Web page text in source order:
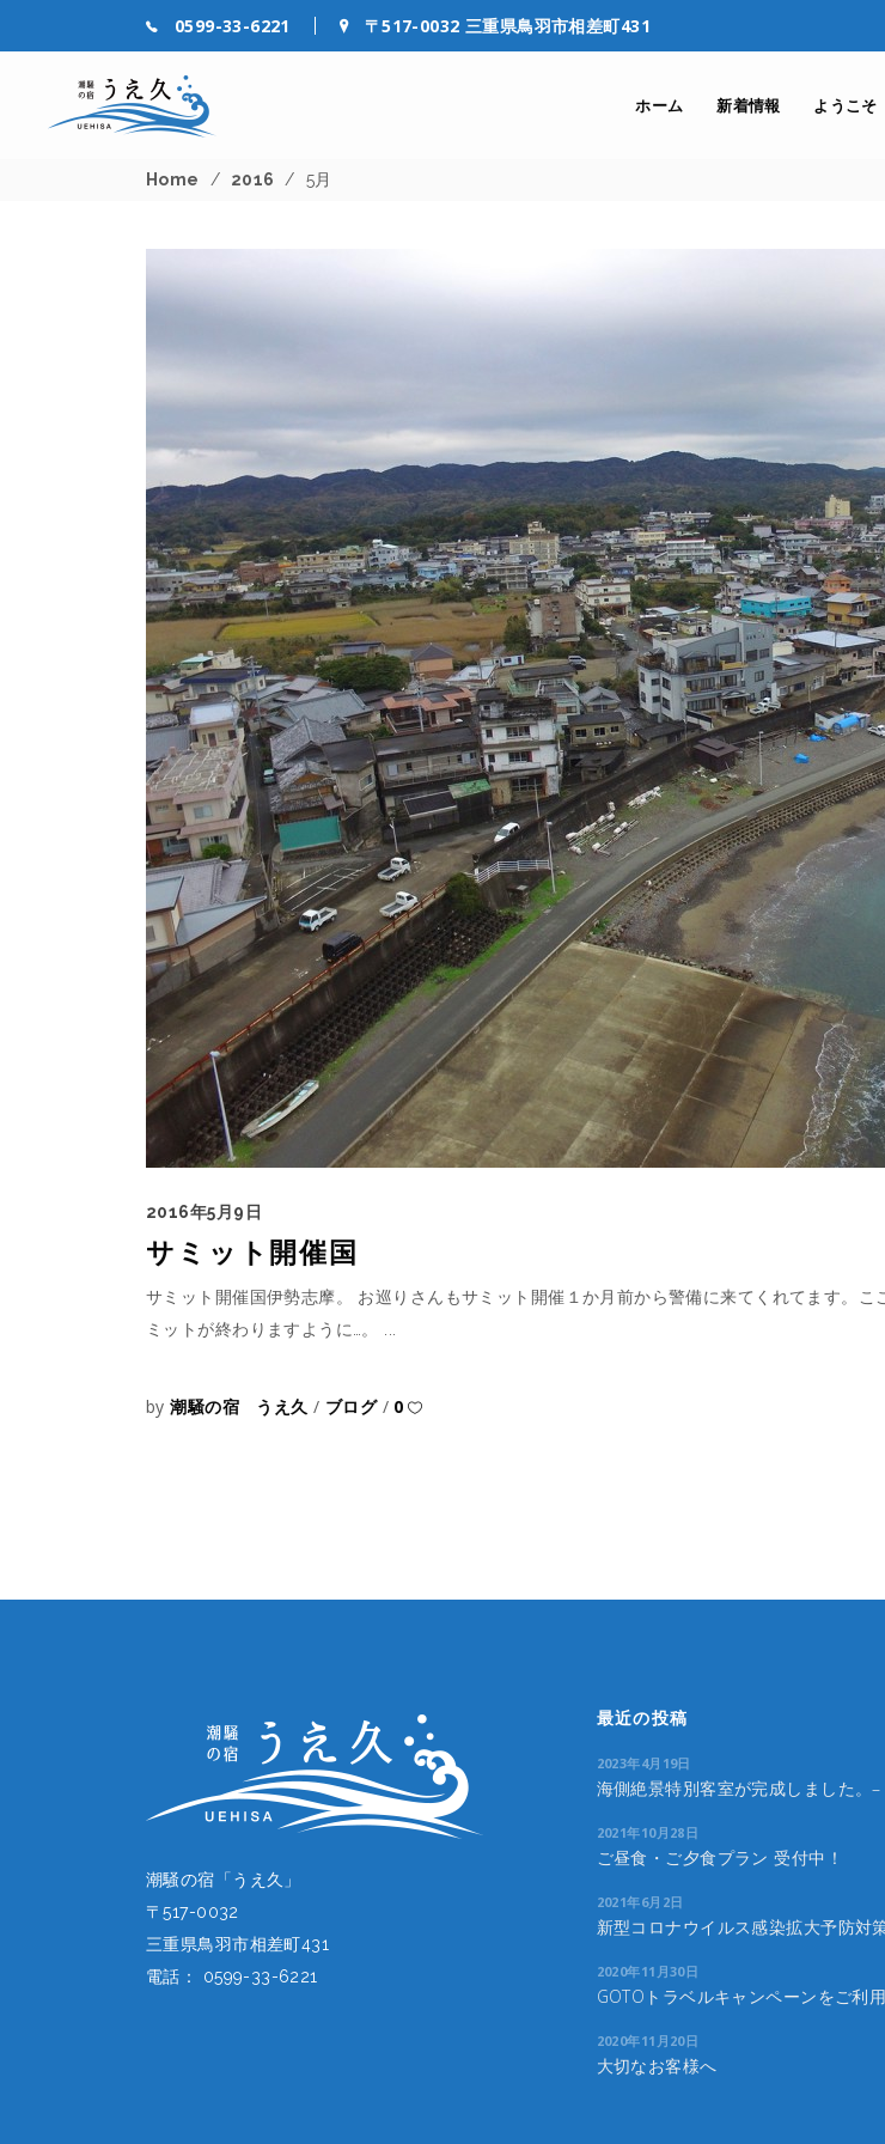
0599-33-6221 〒517-0032 三重県鳥羽市相差町431
ホーム 新着情報 ようこそ
Home / 2016 / 5月
2016年5月9日
サミット開催国
サミット開催国伊勢志摩。 お巡りさんもサミット開催１か月前から警備に来てくれてます。
ミットが終わりますように…。
by潮騒の宿 うえ久 ブログ 0
潮騒の宿「うえ久」
〒517-0032
三重県鳥羽市相差町431
電話： 0599-33-6221
最近の投稿
2023年4月19日
海側絶景特別客室が完成しました。–
2021年10月28日
ご昼食・ご夕食プラン 受付中！
2021年6月2日
新型コロナウイルス感染拡大予防対
2020年11月30日
GOTOトラベルキャンペーンをご利
2020年11月20日
大切なお客様へ